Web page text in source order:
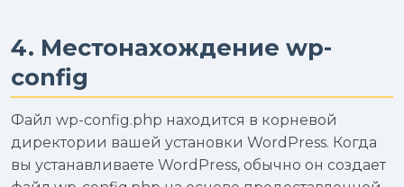
4. Местонахождение wp-
config
Файл wp-config.php находится в корневой
директории вашей установки WordPress. Когда
вы устанавливаете WordPress, обычно он создает